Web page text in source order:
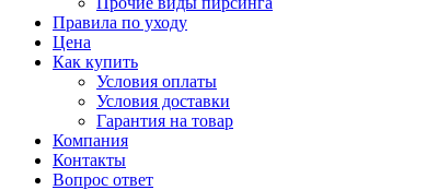
Правила по уходу
Цена
Как купить
Условия оплаты
Условия доставки
Гарантия на товар
Компания
Контакты
Вопрос ответ